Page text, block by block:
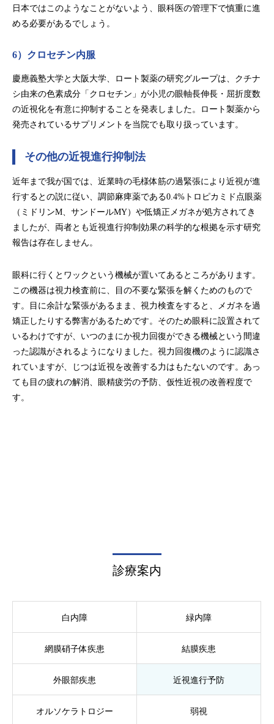
日本ではこのようなことがないよう、眼科医の管理下で慎重に進
める必要があるでしょう。
6）クロセチン内服
慶應義塾大学と大阪大学、ロート製薬の研究グループは、クチナ
シ由来の色素成分「クロセチン」が小児の眼軸長伸長・屈折度数
の近視化を有意に抑制することを発表しました。ロート製薬から
発売されているサプリメントを当院でも取り扱っています。
その他の近視進行抑制法
近年まで我が国では、近業時の毛様体筋の過緊張により近視が進
行するとの説に従い、調節麻痺薬である0.4%トロピカミド点眼薬
（ミドリンM、サンドールMY）や低矯正メガネが処方されてき
ましたが、両者とも近視進行抑制効果の科学的な根拠を示す研究
報告は存在しません。
眼科に行くとワックという機械が置いてあるところがあります。
この機器は視力検査前に、目の不要な緊張を解くためのもので
す。目に余計な緊張があるまま、視力検査をすると、メガネを過
矯正したりする弊害があるためです。そのため眼科に設置されて
いるわけですが、いつのまにか視力回復ができる機械という間違
った認識がされるようになりました。視力回復機のように認識さ
れていますが、じつは近視を改善する力はもたないのです。あっ
ても目の疲れの解消、眼精疲労の予防、仮性近視の改善程度で
す。
診療案内
白内障 緑内障
網膜硝子体疾患 結膜疾患
外眼部疾患 近視進行予防
オルソケラトロジー 弱視